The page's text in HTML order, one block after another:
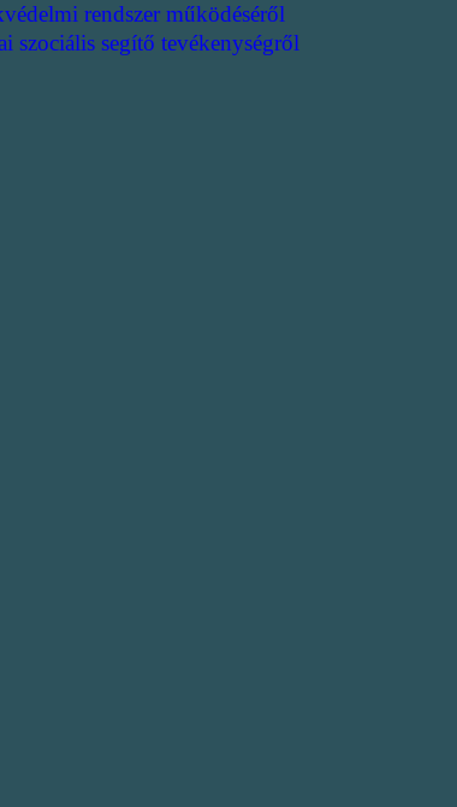
rendszer működéséről
szociális segítő tevékenységről